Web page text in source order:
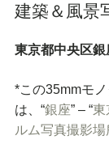
建築＆風景
東京都中央区
*この35mmモ
は、“銀座” – “東
ルム写真撮影場